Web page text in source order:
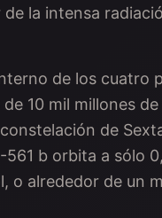
de la intensa
de los cuatro
10 mil millones
de
b orbita a sólo
o alrededor de un